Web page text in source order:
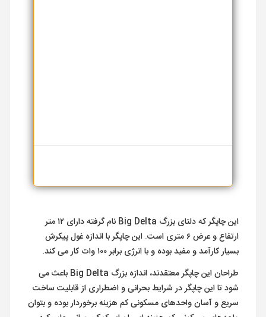
این چاپگر که دلتای بزرگ Big Delta نام گرفته دارای ۱۲ متر
ارتفاع و عرض ۶ متری است. این چاپگر با اندازه غول پیکرش
بسیار کارآمد و مفید بوده و با انرژی برابر ۱۰۰ وات کار می کند.
طراحان این چاپگر معتقدند، اندازه بزرگ Big Delta باعث می
شود تا این چاپگر در شرایط بحرانی و اضطراری از قابلیت ساخت
سریع و آسان واحدهای مسکونی کم هزینه برخوردار بوده و بتوان